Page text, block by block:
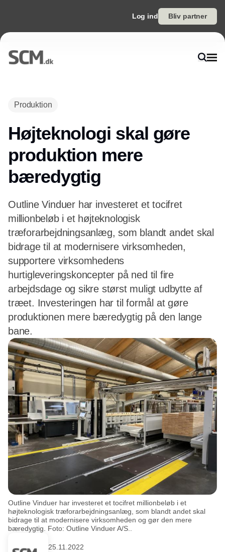
Log ind Bliv partner
Produktion
Højteknologi skal gøre
produktion mere
bæredygtig
Outline Vinduer har investeret et tocifret
millionbeløb i et højteknologisk
træforarbejdningsanlæg, som blandt andet skal
bidrage til at modernisere virksomheden,
supportere virksomhedens
hurtigleveringskoncepter på ned til fire
arbejdsdage og sikre størst muligt udbytte af
træet. Investeringen har til formål at gøre
produktionen mere bæredygtig på den lange
bane.
Outline Vinduer har investeret et tocifret millionbeløb i et
højteknologisk træforarbejdningsanlæg, som blandt andet skal
bidrage til at modernisere virksomheden og gør den mere
bæredygtig. Foto: Outline Vinduer A/S..
25.11.2022